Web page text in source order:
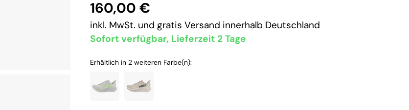
160,00 €
inkl. MwSt. und gratis Versand innerhalb Deutschland
Sofort verfügbar, Lieferzeit 2 Tage
Erhältlich in 2 weiteren Farbe(n):